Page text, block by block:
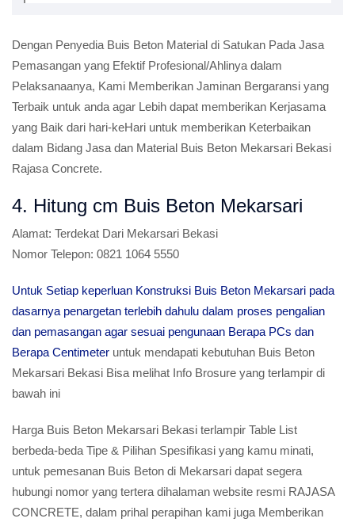
Dengan Penyedia Buis Beton Material di Satukan Pada Jasa
Pemasangan yang Efektif Profesional/Ahlinya dalam
Pelaksanaanya, Kami Memberikan Jaminan Bergaransi yang
Terbaik untuk anda agar Lebih dapat memberikan Kerjasama
yang Baik dari hari-keHari untuk memberikan Keterbaikan
dalam Bidang Jasa dan Material Buis Beton Mekarsari Bekasi
Rajasa Concrete.
4. Hitung cm Buis Beton Mekarsari
Alamat: Terdekat Dari Mekarsari Bekasi
Nomor Telepon: 0821 1064 5550
Untuk Setiap keperluan Konstruksi Buis Beton Mekarsari pada
dasarnya penargetan terlebih dahulu dalam proses pengalian
dan pemasangan agar sesuai pengunaan Berapa PCs dan
Berapa Centimeter untuk mendapati kebutuhan Buis Beton
Mekarsari Bekasi Bisa melihat Info Brosure yang terlampir di
bawah ini
Harga Buis Beton Mekarsari Bekasi terlampir Table List
berbeda-beda Tipe & Pilihan Spesifikasi yang kamu minati,
untuk pemesanan Buis Beton di Mekarsari dapat segera
hubungi nomor yang tertera dihalaman website resmi RAJASA
CONCRETE, dalam prihal perapihan kami juga Memberikan